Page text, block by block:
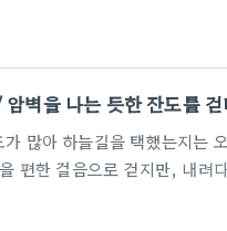
고 얼어 무척 두꺼운 얼음으로
소리가 울려 퍼지며 산행의
다. 밖에 소풍와 먹는 음식은
벽을 나는 듯한 잔도를
많아 하늘길을 택했는지는
편한 걸음으로 걷지만, 내려